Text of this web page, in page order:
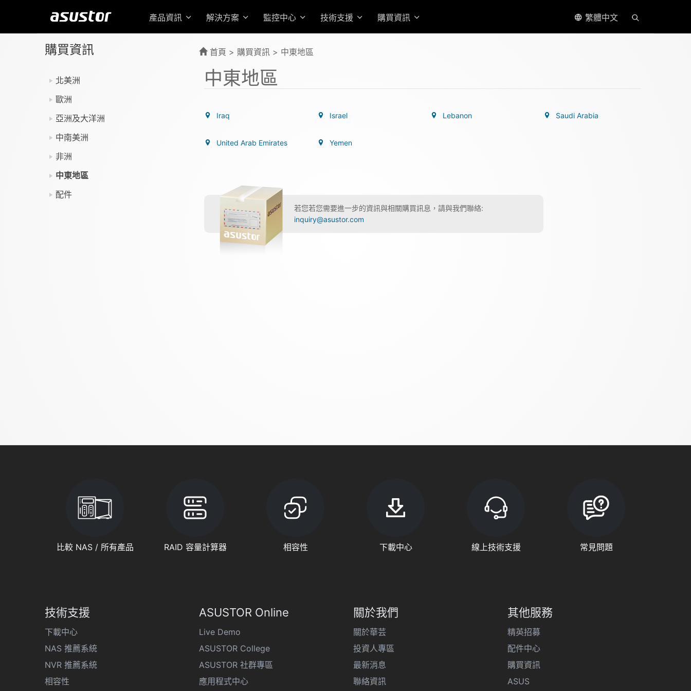
產品資訊 解決方案 監控中心 技術支援 購買資訊 繁體中文
購買資訊
北美洲
歐洲
亞洲及大洋洲
中南美洲
非洲
中東地區
配件
首頁 > 購買資訊 > 中東地區
中東地區
Iraq Israel Lebanon Saudi Arabia
United Arab Emirates Yemen
若您若您需要進一步的資訊與相關購買訊息，請與我們聯絡:
inquiry@asustor.com
比較 NAS / 所有產品 RAID 容量計算器 相容性 下載中心 線上技術支援 常見問題
技術支援
下載中心
NAS 推薦系統
NVR 推薦系統
相容性
ASUSTOR Online
Live Demo
ASUSTOR College
ASUSTOR 社群專區
應用程式中心
關於我們
關於華芸
投資人專區
最新消息
聯絡資訊
其他服務
精英招募
配件中心
購買資訊
ASUS